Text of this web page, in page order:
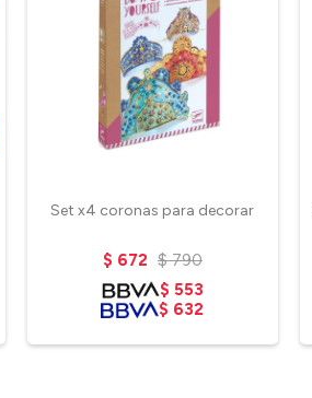
Set x4 coronas para decorar
$ 672 $ 790
$ 553
$ 632